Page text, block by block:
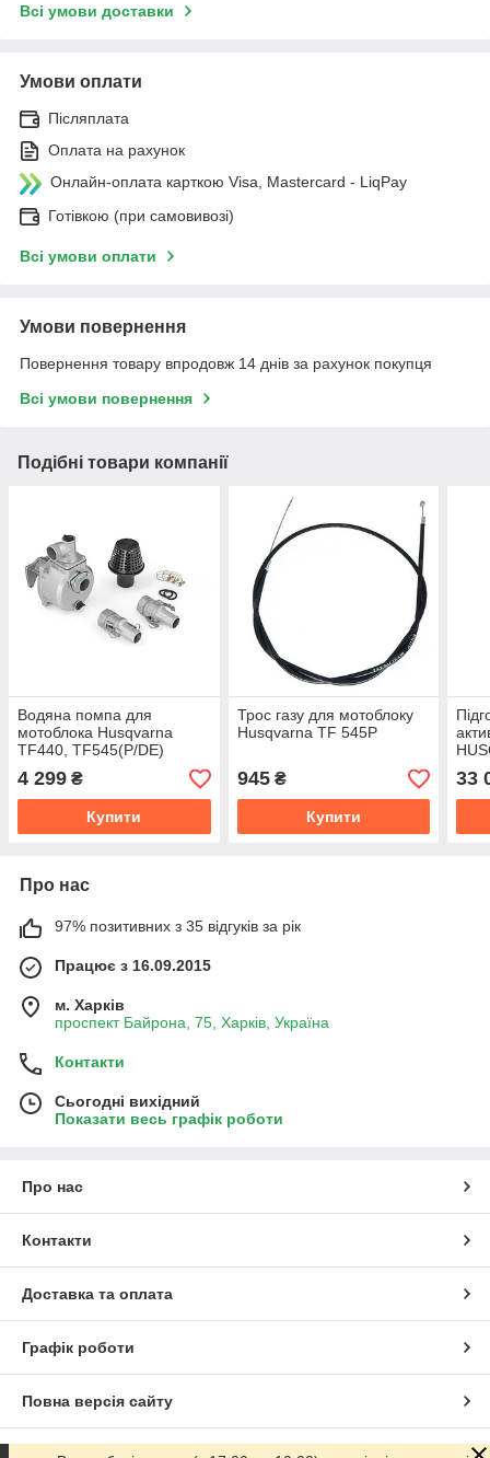
Всі умови доставки
Умови оплати
Післяплата
Оплата на рахунок
Онлайн-оплата карткою Visa, Mastercard - LiqPay
Готівкою (при самовивозі)
Всі умови оплати
Умови повернення
Повернення товару впродовж 14 днів за рахунок покупця
Всі умови повернення
Подібні товари компанії
Водяна помпа для
мотоблока Husqvarna
TF440, TF545(P/DE)
(патрубки 80мм)
4 299 ₴
Купити
Трос газу для мотоблоку
Husqvarna TF 545Р
945₴
Купити
33
Про нас
97% позитивних з 35 відгуків за рік
Працює з 16.09.2015
м. Харків
проспект Байрона, 75, Харків, Україна
Контакти
Сьогодні вихідний
Показати весь графік роботи
Про нас
Контакти
Доставка та оплата
Графік роботи
Повна версія сайту